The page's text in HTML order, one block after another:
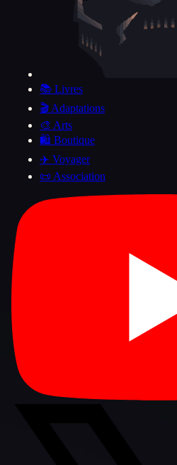
📚 Livres
🎬 Adaptations
🎨 Arts
🛍️ Boutique
✈️ Voyager
📜 Association